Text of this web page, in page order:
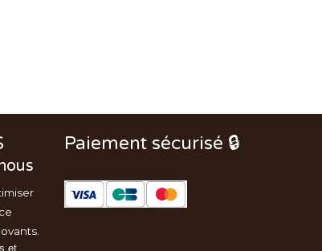
et
Paiement sécurisé 🔒